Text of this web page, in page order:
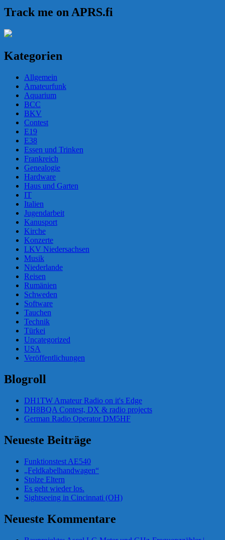
Track me on APRS.fi
Kategorien
Allgemein
Amateurfunk
Aquarium
BCC
BKV
Contest
E19
E38
Essen und Trinken
Frankreich
Genealogie
Hardware
Haus und Garten
IT
Italien
Jugendarbeit
Kanusport
Kirche
Konzerte
LKV Niedersachsen
Musik
Niederlande
Reisen
Rumänien
Schweden
Software
Tauchen
Technik
Türkei
Uncategorized
USA
Veröffentlichungen
Blogroll
DH1TW Amateur Radio on it's Edge
DH8BQA Contest, DX & radio projects
German Radio Operator DM5HF
Neueste Beiträge
Funktionstest AE540
„Feldkabelhandwagen“
Stolze Eltern
Es geht wieder los.
Sightseeing in Cincinnati (OH)
Neueste Kommentare